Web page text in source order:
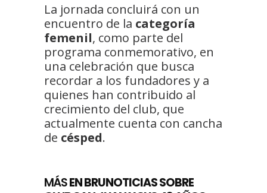
La jornada concluirá con un
encuentro de la categoría
femenil, como parte del
programa conmemorativo, en
una celebración que busca
recordar a los fundadores y a
quienes han contribuido al
crecimiento del club, que
actualmente cuenta con cancha
de césped.
MÁSEN BRUNOTICIAS SOBRE